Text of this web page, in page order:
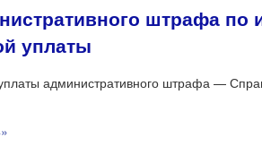
штрафа по
уплаты
административного штрафа —
»